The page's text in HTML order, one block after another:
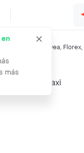
más
húmedad Crivea, Florex,